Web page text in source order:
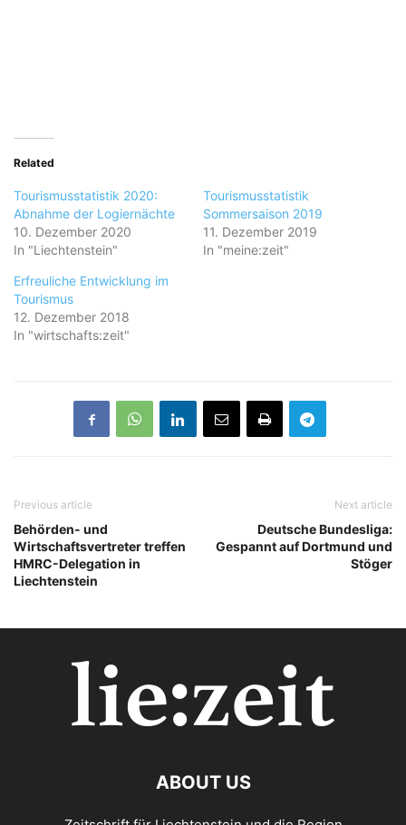
Related
Tourismusstatistik 2020:
Abnahme der Logiernächte
10. Dezember 2020
In "Liechtenstein"
Tourismusstatistik
Sommersaison 2019
11. Dezember 2019
In "meine:zeit"
Erfreuliche Entwicklung im
Tourismus
12. Dezember 2018
In "wirtschafts:zeit"
Previous article
Behörden- und
Wirtschaftsvertreter treffen
HMRC-Delegation in
Liechtenstein
Next article
Deutsche Bundesliga:
Gespannt auf Dortmund und
Stöger
ABOUT US